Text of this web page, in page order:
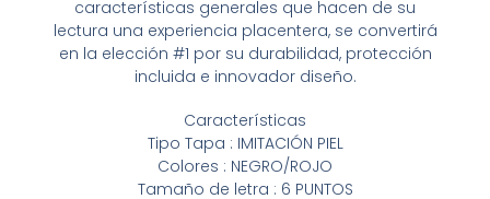
características generales que hacen de su
lectura una experiencia placentera, se convertirá
en la elección #1 por su durabilidad, protección
incluida e innovador diseño.
Características
Tipo Tapa : IMITACIÓN PIEL
Colores : NEGRO/ROJO
Tamaño de letra : 6 PUNTOS